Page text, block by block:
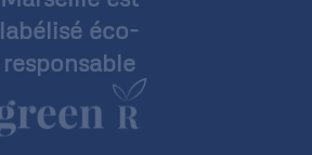
labélisé éco-
responsable